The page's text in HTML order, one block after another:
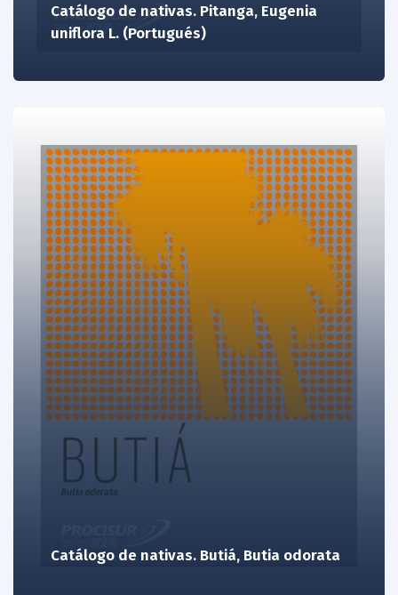
Catálogo de nativas. Pitanga, Eugenia
uniflora L. (Portugués)
Catálogo de nativas. Butiá, Butia odorata